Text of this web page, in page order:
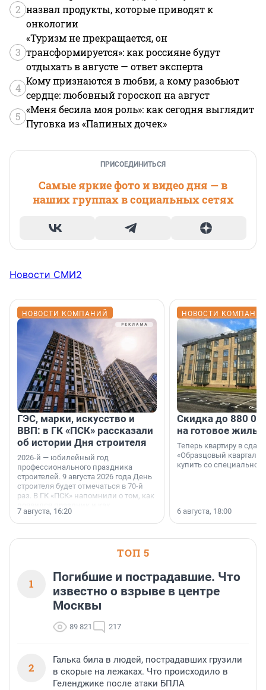
2 назвал продукты, которые приводят к
онкологии
3
«Туризм не прекращается, он
трансформируется»: как россияне будут
отдыхать в августе — ответ эксперта
4
Кому признаются в любви, а кому разобьют
сердце: любовный гороскоп на август
5
«Меня бесила моя роль»: как сегодня выглядит
Пуговка из «Папиных дочек»
ПРИСОЕДИНИТЬСЯ
Самые яркие фото и видео дня — в
наших группах в социальных сетях
Новости СМИ2
НОВОСТИ КОМПАНИЙ
ГЭС, марки, искусство и
ВВП: в ГК «ПСК» рассказали
об истории Дня строителя
2026-й — юбилейный год
профессионального праздника
строителей. 9 августа 2026 года День
строителя будет отмечаться в 70-й
раз. В ГК «ПСК» напомнили о том, как
поменялась роль строительства.
7 августа, 16:20
НОВОСТИ
Скидка до 880
на готовое
Теперь квартиру в
«Образцовый квартал
купить со специальной
6 августа, 18:00
ТОП 5
1
Погибшие и пострадавшие. Что
известно о взрыве в центре
Москвы
89 821 217
2
Галька била в людей, пострадавших грузили
в скорые на лежаках. Что происходило в
Геленджике после атаки БПЛА